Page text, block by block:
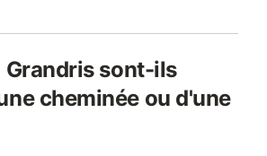
Grandris sont-ils
cheminée ou d'une